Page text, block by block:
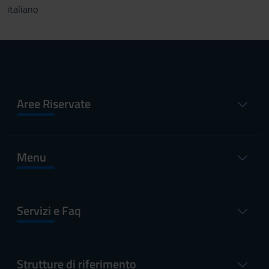
italiano
Aree Riservate
Menu
Servizi e Faq
Strutture di riferimento